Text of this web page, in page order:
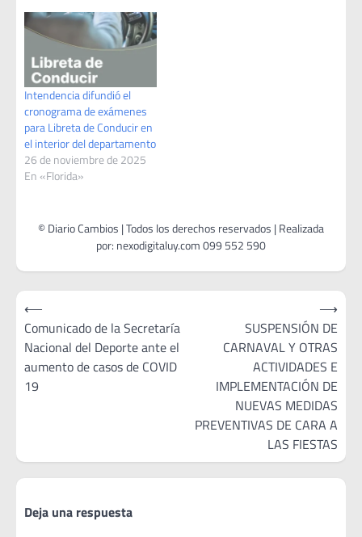
Intendencia difundió el
cronograma de exámenes
para Libreta de Conducir en
el interior del departamento
26 de noviembre de 2025
En «Florida»
Navegación
de
entradas
⟵
Comunicado de la Secretaría
Nacional del Deporte ante el
aumento de casos de COVID
19
SUSPENSIÓN DE
CARNAVAL Y OTRAS
ACTIVIDADES E
IMPLEMENTACIÓN DE
NUEVAS MEDIDAS
PREVENTIVAS DE CARA A
LAS FIESTAS
⟶
Deja una respuesta